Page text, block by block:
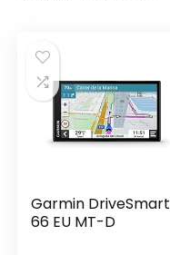
Garmin DriveSmart
66 EU MT-D